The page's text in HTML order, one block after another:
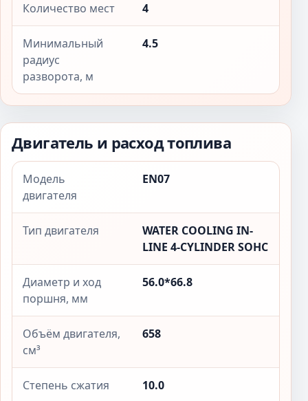
Количество мест 4
Минимальный
радиус
разворота, м
4.5
Двигатель и расход топлива
Модель
двигателя
EN07
Тип двигателя
WATER COOLING IN-
LINE 4-CYLINDER SOHC
Диаметр и ход
поршня, мм
56.0*66.8
Объём двигателя,
см³
658
Степень сжатия 10.0